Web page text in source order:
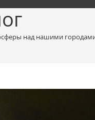
над нашими